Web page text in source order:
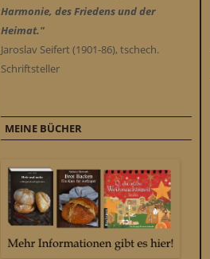
Harmonie, des Friedens und der
Heimat."
Jaroslav Seifert (1901-86), tschech.
Schriftsteller
MEINE BÜCHER